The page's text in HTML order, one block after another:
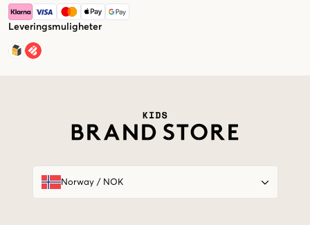
Leveringsmuligheter
Norway/ NOK